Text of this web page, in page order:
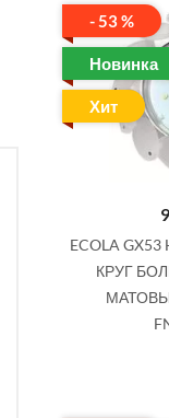
- 53 %
Новинка
Хит
ECOLA
КРУГ